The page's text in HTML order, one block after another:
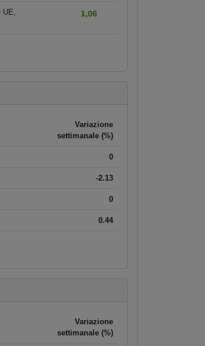
UE,
1,06
Variazione
settimanale (%)
0
-2.13
0
0.44
Variazione
settimanale (%)